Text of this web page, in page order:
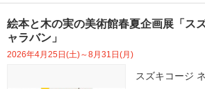
絵本と木の実の美術館春夏企画展「ス
ャラバン」
2026年4月25日(土)～8月31日(月)
スズキコージ